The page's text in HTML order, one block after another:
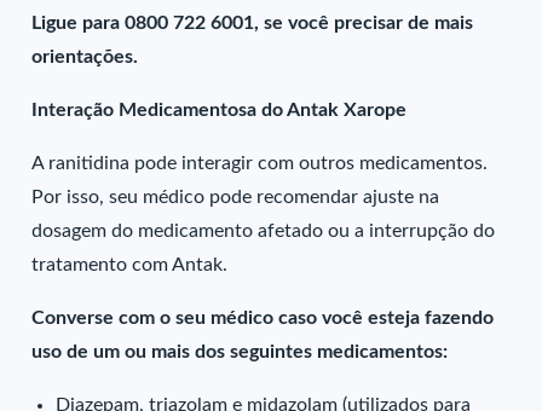
Ligue para 0800 722 6001, se você precisar de mais
orientações.
Interação Medicamentosa do Antak Xarope
A ranitidina pode interagir com outros medicamentos.
Por isso, seu médico pode recomendar ajuste na
dosagem do medicamento afetado ou a interrupção do
tratamento com Antak.
Converse com o seu médico caso você esteja fazendo
uso de um ou mais dos seguintes medicamentos:
Diazepam, triazolam e midazolam (utilizados para